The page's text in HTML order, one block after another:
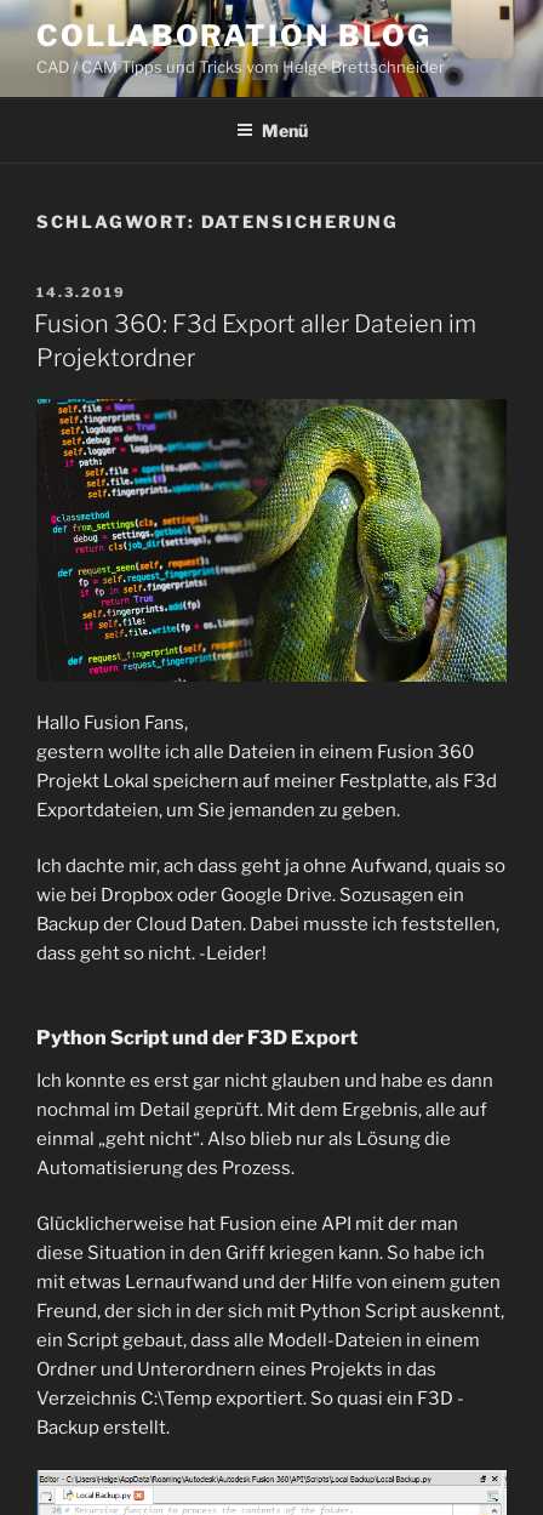
Zum
Inhalt
springen
COLLABORATION BLOG
CAD / CAM Tipps und Tricks vom Helge Brettschneider
Menü
SCHLAGWORT: DATENSICHERUNG
VERÖFFENTLICHT
AM
14.3.2019
Fusion 360: F3d Export aller Dateien im
Projektordner
Hallo Fusion Fans,
gestern wollte ich alle Dateien in einem Fusion 360
Projekt Lokal speichern auf meiner Festplatte, als F3d
Exportdateien, um Sie jemanden zu geben.
Ich dachte mir, ach dass geht ja ohne Aufwand, quais so
wie bei Dropbox oder Google Drive. Sozusagen ein
Backup der Cloud Daten. Dabei musste ich feststellen,
dass geht so nicht. -Leider!
Python Script und der F3D Export
Ich konnte es erst gar nicht glauben und habe es dann
nochmal im Detail geprüft. Mit dem Ergebnis, alle auf
einmal „geht nicht“. Also blieb nur als Lösung die
Automatisierung des Prozess.
Glücklicherweise hat Fusion eine API mit der man
diese Situation in den Griff kriegen kann. So habe ich
mit etwas Lernaufwand und der Hilfe von einem guten
Freund, der sich in der sich mit Python Script auskennt,
ein Script gebaut, dass alle Modell-Dateien in einem
Ordner und Unterordnern eines Projekts in das
Verzeichnis C:\Temp exportiert. So quasi ein F3D -
Backup erstellt.